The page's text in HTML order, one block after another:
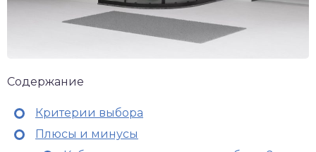
Содержание
Критерии выбора
Плюсы и минусы